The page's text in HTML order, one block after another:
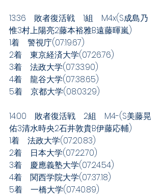
13:36　敗者復活戦　1組　M4x(S成島乃
惟3村上陽亮2藤本裕雅B遠藤暉嵐)
1着　警視庁(07:19.67)
2着　東京経済大学(07:26.76)
3着　法政大学(07:33.90)
4着　龍谷大学(07:38.65)
5着　京都大学(08:03.29)
14:00　敗者復活戦　2組　M4-(S美藤晃
佑3清水時央2石井敦貴B伊藤応輔)
1着　法政大学(07:20.83)
2着　日本大学(07:22.70)
3着　慶應義塾大学(07:24.54)
4着　関西学院大学(07:37.18)
5着　一橋大学(07:40.89)